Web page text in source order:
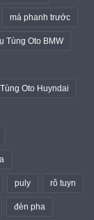
má phanh trước
Tùng Oto BMW
Oto Huyndai
puly rô tuyn
đèn pha